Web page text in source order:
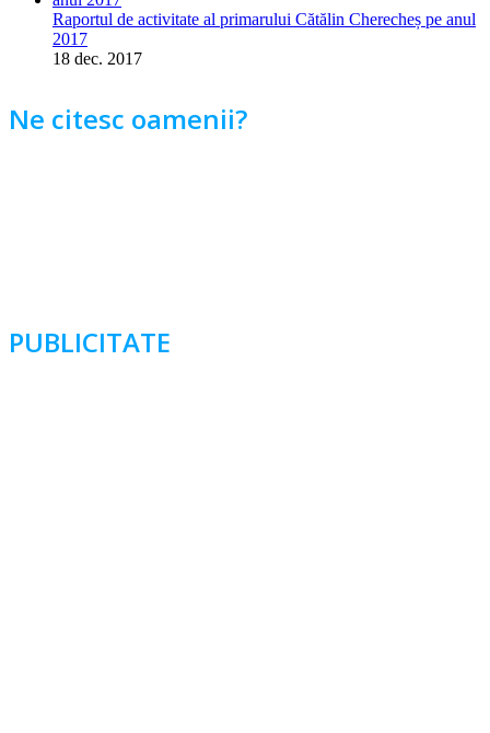
Raportul de activitate al primarului Cătălin Cherecheș pe anul
2017
18 dec. 2017
Ne citesc oamenii?
PUBLICITATE